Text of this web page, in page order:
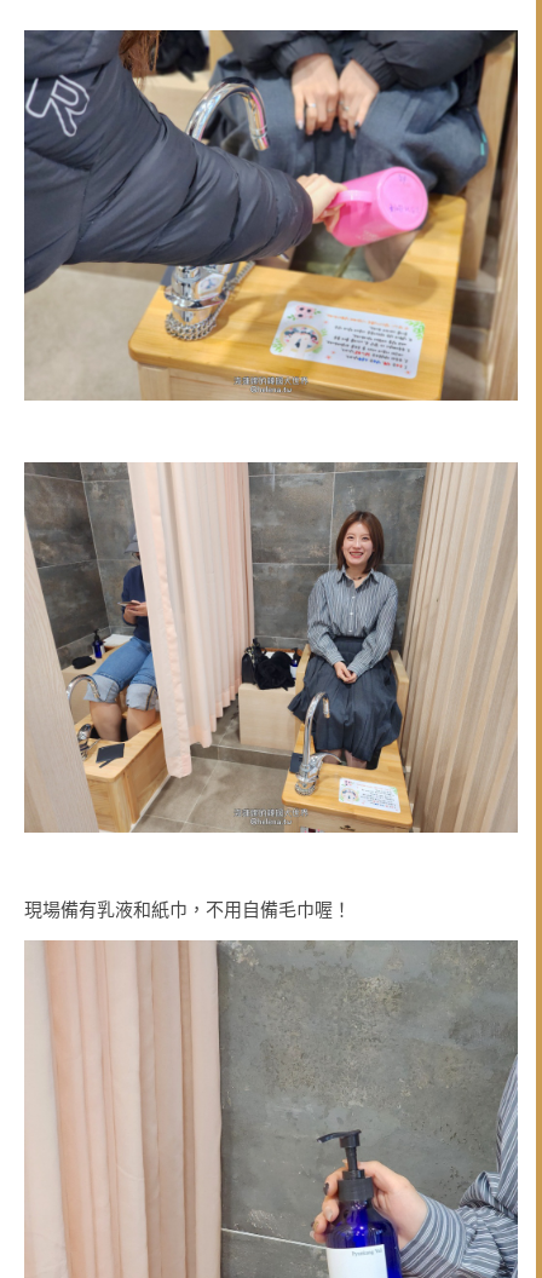
現場備有乳液和紙巾，不用自備毛巾喔！